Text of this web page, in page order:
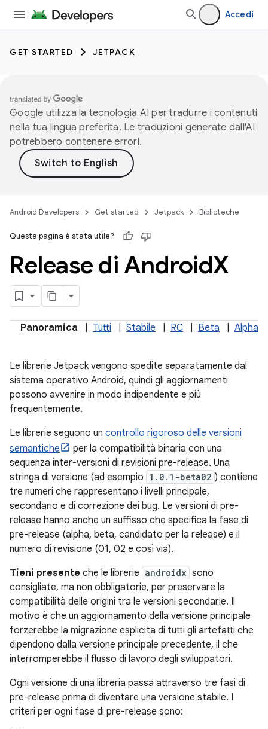
Accedi
GET STARTED JETPACK
Google utilizza la tecnologia AI per tradurre i contenuti
nella tua lingua preferita. Le traduzioni generate dall'AI
potrebbero contenere errori.
Android Developers Get started Jetpack Biblioteche
Questa pagina è stata utile?
Release di AndroidX
Panoramica Tutti Stabile RC Beta Alpha
Le librerie Jetpack vengono spedite separatamente dal
sistema operativo Android, quindi gli aggiornamenti
possono avvenire in modo indipendente e più
frequentemente.
Le librerie seguono un controllo rigoroso delle versioni
semantiche
per la compatibilità binaria con una
sequenza inter-versioni di revisioni pre-release. Una
stringa di versione (ad esempio 1.0.1-beta02 ) contiene
tre numeri che rappresentano i livelli principale,
secondario e di correzione dei bug. Le versioni di pre-
release hanno anche un suffisso che specifica la fase di
pre-release (alpha, beta, candidato per la release) e il
numero di revisione (01, 02 e così via).
Tieni presente che le librerie androidx sono
consigliate, ma non obbligatorie, per preservare la
compatibilità delle origini tra le versioni secondarie. Il
motivo è che un aggiornamento della versione principale
forzerebbe la migrazione esplicita di tutti gli artefatti che
dipendono dalla versione principale precedente, il che
interromperebbe il flusso di lavoro degli sviluppatori.
Ogni versione di una libreria passa attraverso tre fasi di
pre-release prima di diventare una versione stabile. I
criteri per ogni fase di pre-release sono: